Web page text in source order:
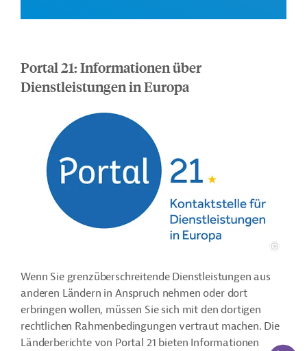
Portal 21: Informationen über
Dienstleistungen in Europa
Wenn Sie grenzüberschreitende Dienstleistungen aus
anderen Ländern in Anspruch nehmen oder dort
erbringen wollen, müssen Sie sich mit den dortigen
rechtlichen Rahmenbedingungen vertraut machen. Die
Länderberichte von Portal 21 bieten Informationen
KI-